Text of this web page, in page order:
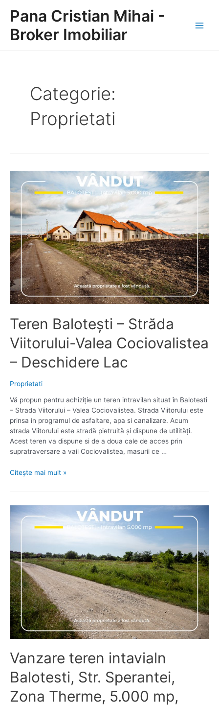
Pana Cristian Mihai -
Broker Imobiliar
Categorie:
Proprietati
Teren Balotești – Străda
Viitorului-Valea Cociovalistea
– Deschidere Lac
Proprietati
Vă propun pentru achiziție un teren intravilan situat în Balotesti
– Strada Viitorului – Valea Cociovalistea. Strada Viitorului este
prinsa in programul de asfaltare, apa si canalizare. Acum
strada Viitorului este stradă pietruită și dispune de utilități.
Acest teren va dispune si de a doua cale de acces prin
supratraversare a vaii Cociovalistea, masurii ce …
Teren
–
Viitorului-
Valea
Cociovalistea
–
Deschidere
Lac
Citește mai mult »
Vanzare teren intavialn
Balotesti, Str. Sperantei,
Zona Therme, 5.000 mp,